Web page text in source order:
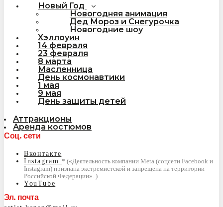
Новый Год
Новогодняя анимация
Дед Мороз и Снегурочка
Новогодние шоу
Хэллоуин
14 февраля
23 февраля
8 марта
Масленница
День космонавтики
1 мая
9 мая
День защиты детей
Аттракционы
Аренда костюмов
Соц. сети
Вконтакте
Instagram
YouTube
Эл. почта